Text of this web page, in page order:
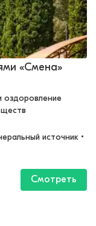
«Смена»
оздоровление
источник •
Смотреть